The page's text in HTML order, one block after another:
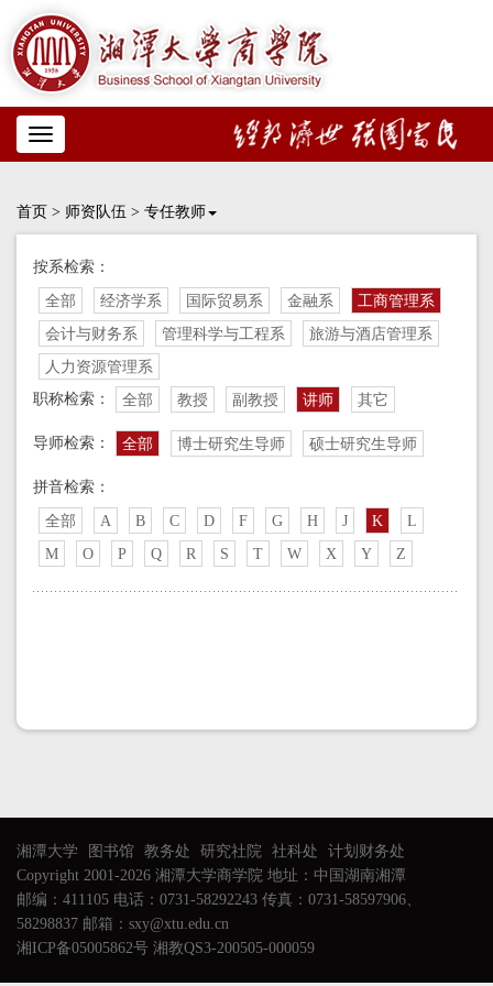
Toggle
navigation
首页 > 师资队伍 > 专任教师
按系检索：
全部 经济学系 国际贸易系 金融系
工商管理系
会计与财务系
管理科学与工程系
旅游与酒店管理系
人力资源管理系
职称检索：
全部 教授 副教授 讲师 其它
导师检索： 全部 博士研究生导师 硕士研究生导师
拼音检索：
全部 A B C D F G H J K
L
M
O P Q R S T W X Y Z
湘潭大学 图书馆 教务处 研究社院 社科处
计划财务处
Copyright 2001-2026 湘潭大学商学院 地址：中国湖南湘潭
邮编：411105 电话：0731-58292243 传真：0731-58597906、
58298837 邮箱：sxy@xtu.edu.cn
湘ICP备05005862号 湘教QS3-200505-000059